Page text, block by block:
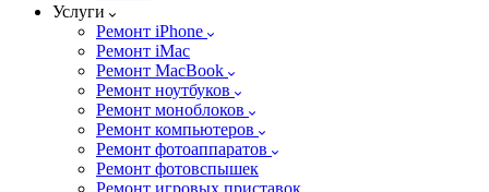
Услуги
Ремонт iPhone
Ремонт iMac
Ремонт MacBook
Ремонт ноутбуков
Ремонт моноблоков
Ремонт компьютеров
Ремонт фотоаппаратов
Ремонт фотовспышек
Ремонт игровых приставок